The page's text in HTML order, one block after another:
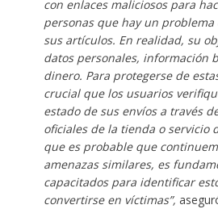
con enlaces maliciosos para
personas que hay un
sus artículos. En realidad, su
datos personales, información
dinero. Para protegerse de
crucial que los usuarios
estado de sus envíos a través
oficiales de la tienda o servicio
que es probable que
amenazas similares, es
capacitados para identificar
convertirse en víctimas”,